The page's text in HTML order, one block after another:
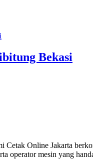
Bekasi
Online Jakarta
operator mesin yang